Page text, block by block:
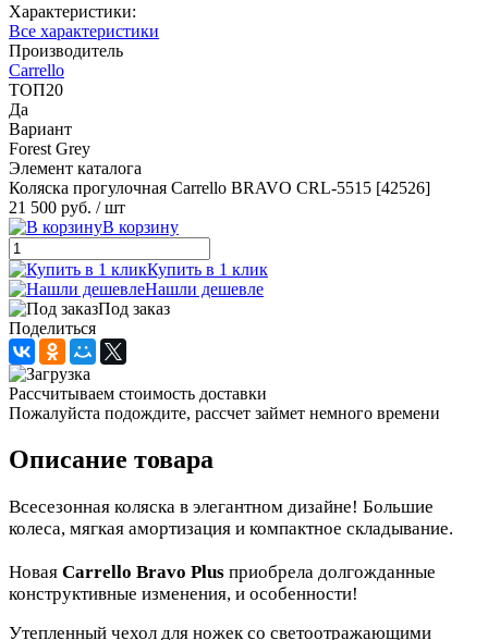
Характеристики:
Все характеристики
Производитель
Carrello
ТОП20
Да
Вариант
Forest Grey
Элемент каталога
Коляска прогулочная Carrello BRAVO CRL-5515 [42526]
21 500 руб. / шт
В корзину
Купить в 1 клик
Нашли дешевле
Под заказ
Поделиться
Рассчитываем стоимость доставки
Пожалуйста подождите, рассчет займет немного времени
Описание товара
Всесезонная коляска в элегантном дизайне! Большие
колеса, мягкая амортизация и компактное складывание.
Новая Carrello Bravo Plus приобрела долгожданные
конструктивные изменения, и особенности!
Утепленный чехол для ножек со светоотражающими